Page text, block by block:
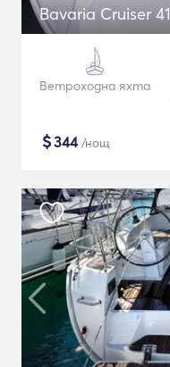
Bavaria Cruiser 41
Ветроходна яхта
$344/нощ